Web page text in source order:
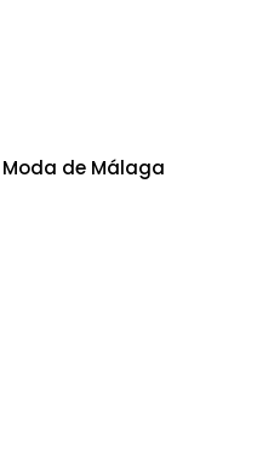
de Málaga